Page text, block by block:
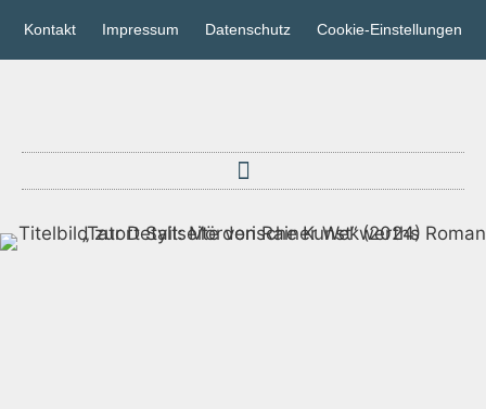
Kontakt Impressum Datenschutz Cookie-Einstellungen